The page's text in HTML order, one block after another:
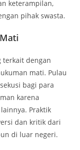
keterampilan,
pihak swasta.
terkait dengan
mati. Pulau
bagi para
karena
Praktik
dan kritik dari
di luar negeri.